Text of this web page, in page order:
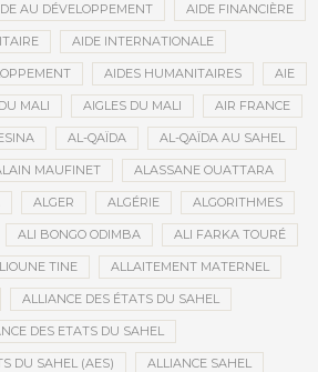
AU DÉVELOPPEMENT AIDE FINANCIÈRE
AIDE INTERNATIONALE
AIDES HUMANITAIRES AIE
MALI AIGLES DU MALI AIR FRANCE
AL-QAÏDA AL-QAÏDA AU SAHEL
MAUFINET ALASSANE OUATTARA
ALGER ALGÉRIE ALGORITHMES
ALI BONGO ODIMBA ALI FARKA TOURÉ
TINE ALLAITEMENT MATERNEL
ALLIANCE DES ÉTATS DU SAHEL
DES ETATS DU SAHEL
DU SAHEL (AES) ALLIANCE SAHEL